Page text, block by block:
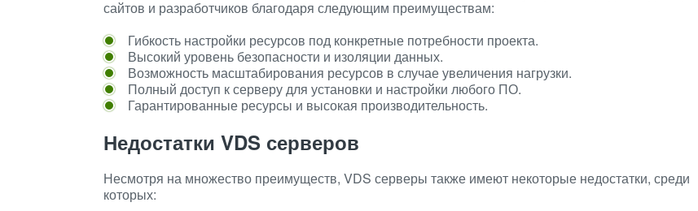
сайтов и разработчиков благодаря следующим преимуществам:
Гибкость настройки ресурсов под конкретные потребности проекта.
Высокий уровень безопасности и изоляции данных.
Возможность масштабирования ресурсов в случае увеличения нагрузки.
Полный доступ к серверу для установки и настройки любого ПО.
Гарантированные ресурсы и высокая производительность.
Недостатки VDS серверов
Несмотря на множество преимуществ, VDS серверы также имеют некоторые недостатки, среди
которых: